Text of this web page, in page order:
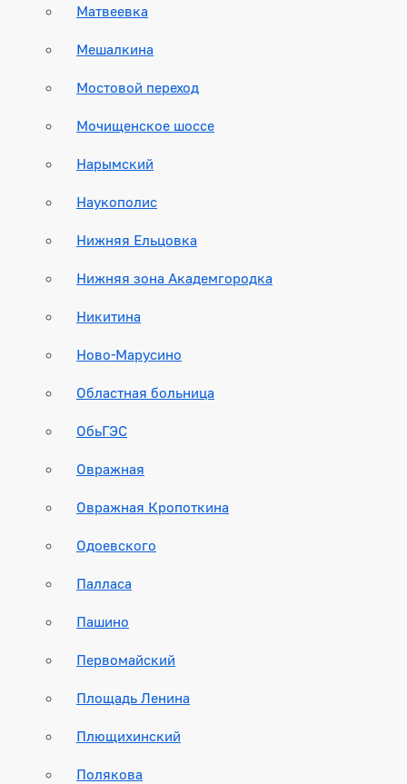
Матвеевка
Мешалкина
Мостовой переход
Мочищенское шоссе
Нарымский
Наукополис
Нижняя Ельцовка
Нижняя зона Академгородка
Никитина
Ново-Марусино
Областная больница
ОбьГЭС
Овражная
Овражная Кропоткина
Одоевского
Палласа
Пашино
Первомайский
Площадь Ленина
Плющихинский
Полякова